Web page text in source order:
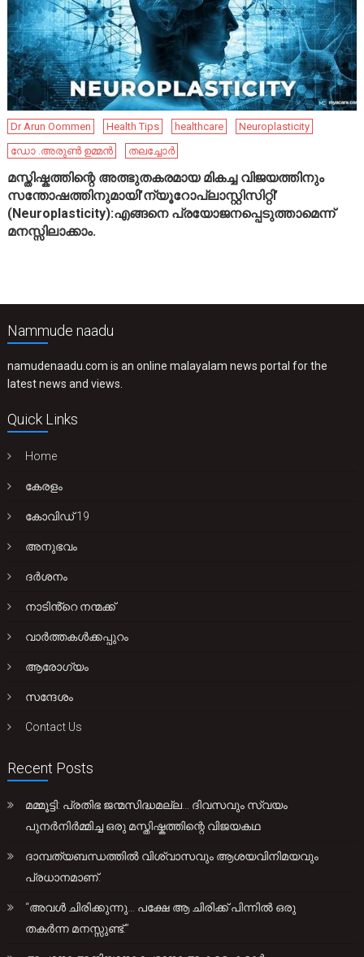
Dr Arun Oommen Health Tips healthcare
Neuroplasticity
ഡോ .അരുൺ ഉമ്മൻ
തലച്ചോർ
മസ്തിഷ്കത്തിന്റെ അത്ഭുതകരമായ മികച്ച വിജയത്തിനും
സന്തോഷത്തിനുമായി’ന്യൂറോപ്ലാസ്റ്റിസിറ്റി’
(Neuroplasticity):എങ്ങനെ പ്രയോജനപ്പെടുത്താമെന്ന്
മനസ്സിലാക്കാം.
Nammude naadu
namudenaadu.com is an online malayalam news portal for the
latest news and views.
Quick Links
Home
കേരളം
കോവിഡ് 19
അനുഭവം
ദർശനം
നാടിൻ്റെ നന്മക്ക്
വാർത്തകൾക്കപ്പുറം
ആരോഗ്യം
സന്ദേശം
Contact Us
Recent Posts
മമ്മൂട്ടി: പ്രതിഭ ജന്മസിദ്ധമല്ല… ദിവസവും സ്വയം
പുനർനിർമ്മിച്ച ഒരു മസ്തിഷ്കത്തിന്റെ വിജയകഥ
ദാമ്പത്യബന്ധത്തിൽ വിശ്വാസവും ആശയവിനിമയവും
പ്രധാനമാണ്.
“അവൾ ചിരിക്കുന്നു… പക്ഷേ ആ ചിരിക്ക് പിന്നിൽ ഒരു
തകർന്ന മനസ്സുണ്ട്.”